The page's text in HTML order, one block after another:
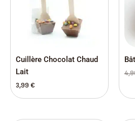
Cuillère Chocolat Chaud
Lait
3,99 €